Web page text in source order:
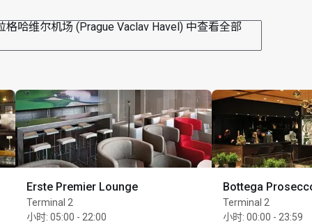
格哈维尔机场 (Prague Vaclav Havel) 中查看全部
Erste Premier Lounge
Terminal 2
小时: 05:00 - 22:00
Bottega
Terminal 2
小时: 00:00 - 23:59